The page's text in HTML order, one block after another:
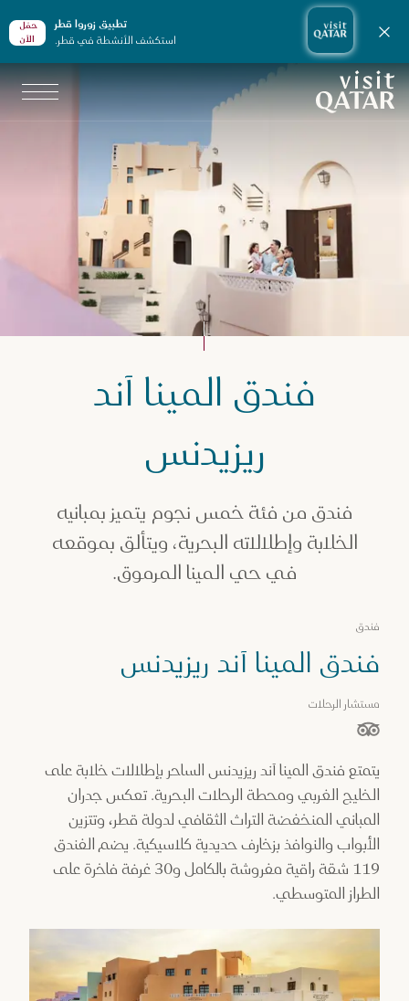
تطبيق زوروا قطر
استكشف الأنشطة في قطر.
حمّل
الأن
إغلاق الإشعارات
الصفحة الرئيسية لموقع VisitQatar
أماكن الإقامة في قطرفندق المينا آند
ريزيدنس
فندق من فئة خمس نجوم يتميز بمبانيه
الخلابة وإطلالاته البحرية، ويتألق بموقعه
في حي المينا المرموق.
فندق
فندق المينا آند ريزيدنس
مستشار الرحلات
نجوم من أصل 5 نجوم بناءً على
يتمتع فندق المينا آند ريزيدنس الساحر بإطلالات خلابة على
الخليج الغربي ومحطة الرحلات البحرية. تعكس جدران
المباني المنخفضة التراث الثقافي لدولة قطر، وتتزين
الأبواب والنوافذ بزخارف حديدية كلاسيكية. يضم الفندق
119 شقة راقية مفروشة بالكامل و30 غرفة فاخرة على
الطراز المتوسطي.